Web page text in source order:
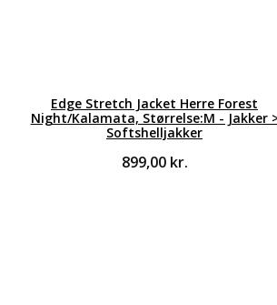
Edge Stretch Jacket Herre Forest
Night/Kalamata, Størrelse:M - Jakker
Softshelljakker
899,00 kr.